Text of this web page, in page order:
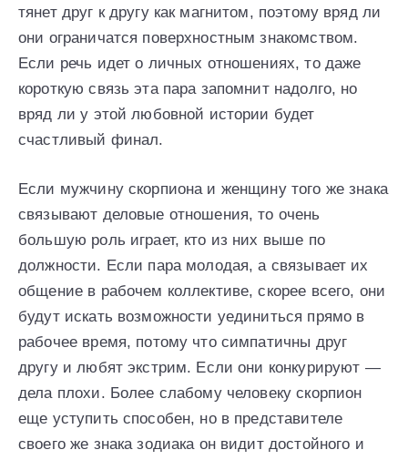
тянет друг к другу как магнитом, поэтому вряд ли
они ограничатся поверхностным знакомством.
Если речь идет о личных отношениях, то даже
короткую связь эта пара запомнит надолго, но
вряд ли у этой любовной истории будет
счастливый финал.
Если мужчину скорпиона и женщину того же знака
связывают деловые отношения, то очень
большую роль играет, кто из них выше по
должности. Если пара молодая, а связывает их
общение в рабочем коллективе, скорее всего, они
будут искать возможности уединиться прямо в
рабочее время, потому что симпатичны друг
другу и любят экстрим. Если они конкурируют —
дела плохи. Более слабому человеку скорпион
еще уступить способен, но в представителе
своего же знака зодиака он видит достойного и